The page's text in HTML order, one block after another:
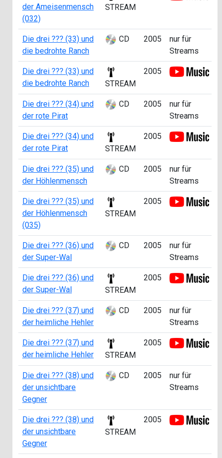
der Ameisenmensch
(032)
STREAM
Die drei ??? (33) und
die bedrohte Ranch
CD 2005
nur für
Streams
Die drei ??? (33) und
die bedrohte Ranch
STREAM
2005
Die drei ??? (34) und
der rote Pirat
CD 2005
nur für
Streams
Die drei ??? (34) und
der rote Pirat
STREAM
2005
Die drei ??? (35) und
der Höhlenmensch
CD 2005
nur für
Streams
Die drei ??? (35) und
der Höhlenmensch
(035)
STREAM
2005
Die drei ??? (36) und
der Super-Wal
CD 2005
nur für
Streams
Die drei ??? (36) und
der Super-Wal
STREAM
2005
Die drei ??? (37) und
der heimliche Hehler
CD 2005
nur für
Streams
Die drei ??? (37) und
der heimliche Hehler
STREAM
2005
Die drei ??? (38) und
der unsichtbare
Gegner
CD 2005
nur für
Streams
Die drei ??? (38) und
der unsichtbare
Gegner
STREAM
2005